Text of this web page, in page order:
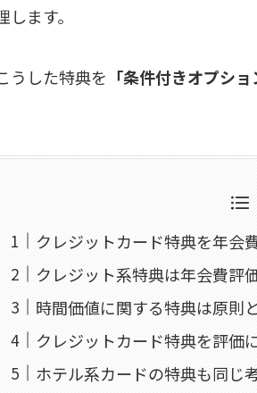
します。
うした特典を 「条件付きオプショ
クレジットカード特典を年会
クレジット系特典は年会費評
時間価値に関する特典は原則
クレジットカード特典を評価
ホテル系カードの特典も同じ